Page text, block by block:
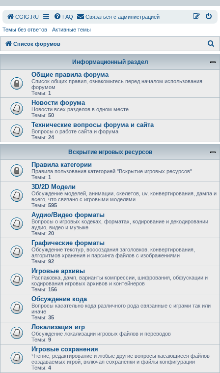
СGIG.RU FAQ Связаться с администрацией
Темы без ответов Активные темы
Список форумов
о
Информационный раздел
Общие правила форума
Список общих правил, ознакомьтесь перед началом использования
форумом
Темы: 1
Новости форума
Новости всех разделов в одном месте
Темы: 50
Технические вопросы форума и сайта
Вопросы о работе сайта и форума
Темы: 24
Вскрытие игровых ресурсов
Правила категории
Правила пользования категорией "Вскрытие игровых ресурсов"
Темы: 1
3D/2D Модели
Обсуждение моделей, анимации, скелетов, uv, конвертирования, дампа и
всего, что связано с игровыми моделями
Темы: 595
Аудио/Видео форматы
Вопросы о игровых кодеках, форматах, кодирование и декодировании
аудио, видео и музыке
Темы: 20
Графические форматы
Обсуждение текстур, воссоздания заголовков, конвертирования,
алгоритмов хранения и парсинга файлов с изображениями
Темы: 92
Игровые архивы
Распаковка, дамп, варианты компрессии, шифрования, обфускации и
кодирования игровых архивов и контейнеров
Темы: 156
Обсуждение кода
Вопросы касательно кода различного рода связанные с играми так или
иначе
Темы: 35
Локализация игр
Обсуждение локализации игровых файлов и переводов
Темы: 9
Игровые сохранения
Чтение, редактирование и любые другие вопросы касающиеся файлов
создаваемых игрой, включая сохранёнки и файлы конфигурации
Темы: 4